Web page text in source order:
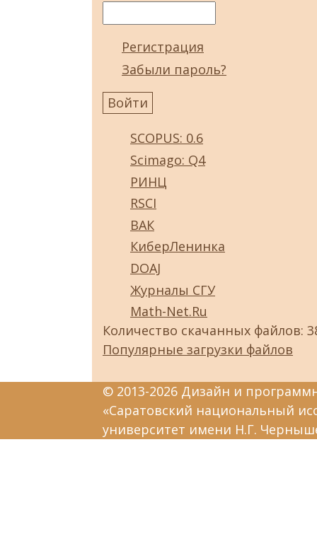
Регистрация
Забыли пароль?
SCOPUS: 0.6
Scimago: Q4
РИНЦ
RSCI
ВАК
КиберЛенинка
DOAJ
Журналы СГУ
Math-Net.Ru
Количество скачанных файлов:
Популярные загрузки файлов
© 2013-2026 Дизайн и
«Саратовский национальный
университет имени Н.Г.